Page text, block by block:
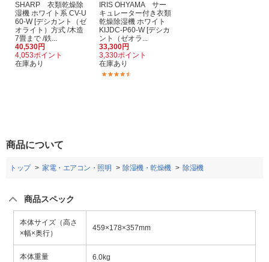
SHARP 衣類乾燥除
湿機 ホワイト系 CV-U
60-W [デシカント（ゼ
オライト）方式 /木造
7畳まで /鉄...
40,530円
4,053ポイント
在庫あり
IRIS OHYAMA サー
キュレーター付き衣類
乾燥除湿機 ホワイト
KIJDC-P60-W [デシカ
ント（ゼオラ...
33,300円
3,330ポイント
在庫あり
商品について
トップ 家電・エアコン・照明 除湿機・乾燥機 除湿機
商品スペック
本体サイズ（高さ
×幅×奥行）
459×178×357mm
本体重量 6.0kg